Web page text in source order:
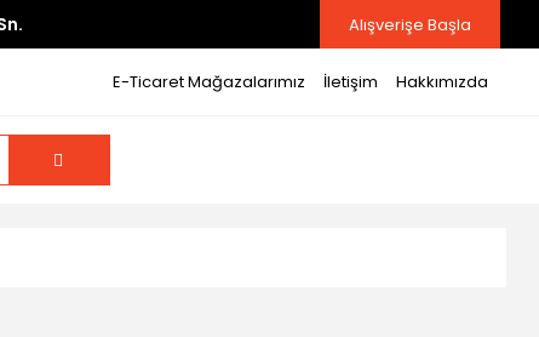
Alışverişe Başla
E-Ticaret Mağazalarımız İletişim Hakkımızda